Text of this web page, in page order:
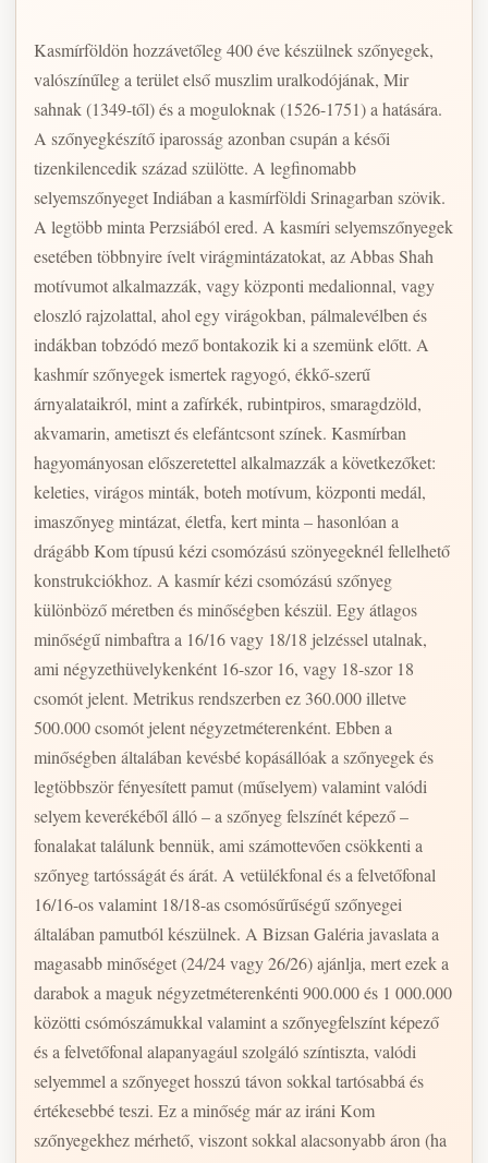
Kasmírföldön hozzávetőleg 400 éve készülnek szőnyegek,
valószínűleg a terület első muszlim uralkodójának, Mir
sahnak (1349-től) és a moguloknak (1526-1751) a hatására.
A szőnyegkészítő iparosság azonban csupán a késői
tizenkilencedik század szülötte. A legfinomabb
selyemszőnyeget Indiában a kasmírföldi Srinagarban szövik.
A legtöbb minta Perzsiából ered. A kasmíri selyemszőnyegek
esetében többnyire ívelt virágmintázatokat, az Abbas Shah
motívumot alkalmazzák, vagy központi medalionnal, vagy
eloszló rajzolattal, ahol egy virágokban, pálmalevélben és
indákban tobzódó mező bontakozik ki a szemünk előtt. A
kashmír szőnyegek ismertek ragyogó, ékkő-szerű
árnyalataikról, mint a zafírkék, rubintpiros, smaragdzöld,
akvamarin, ametiszt és elefántcsont színek. Kasmírban
hagyományosan előszeretettel alkalmazzák a következőket:
keleties, virágos minták, boteh motívum, központi medál,
imaszőnyeg mintázat, életfa, kert minta – hasonlóan a
drágább Kom típusú kézi csomózású szönyegeknél fellelhető
konstrukciókhoz. A kasmír kézi csomózású szőnyeg
különböző méretben és minőségben készül. Egy átlagos
minőségű nimbaftra a 16/16 vagy 18/18 jelzéssel utalnak,
ami négyzethüvelykenként 16-szor 16, vagy 18-szor 18
csomót jelent. Metrikus rendszerben ez 360.000 illetve
500.000 csomót jelent négyzetméterenként. Ebben a
minőségben általában kevésbé kopásállóak a szőnyegek és
legtöbbször fényesített pamut (műselyem) valamint valódi
selyem keverékéből álló – a szőnyeg felszínét képező –
fonalakat találunk bennük, ami számottevően csökkenti a
szőnyeg tartósságát és árát. A vetülékfonal és a felvetőfonal
16/16-os valamint 18/18-as csomósűrűségű szőnyegei
általában pamutból készülnek. A Bizsan Galéria javaslata a
magasabb minőséget (24/24 vagy 26/26) ajánlja, mert ezek a
darabok a maguk négyzetméterenkénti 900.000 és 1 000.000
közötti csómószámukkal valamint a szőnyegfelszínt képező
és a felvetőfonal alapanyagául szolgáló színtiszta, valódi
selyemmel a szőnyeget hosszú távon sokkal tartósabbá és
értékesebbé teszi. Ez a minőség már az iráni Kom
szőnyegekhez mérhető, viszont sokkal alacsonyabb áron (ha